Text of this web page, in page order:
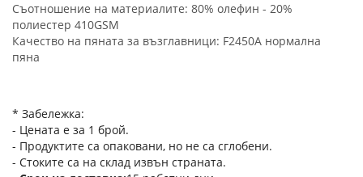
Съотношение на материалите: 80% олефин - 20%
полиестер 410GSM
Качество на пяната за възглавници: F2450A нормална
пяна
* Забележка:
- Цената е за 1 брой.
- Продуктите са опаковани, но не са сглобени.
- Стоките са на склад извън страната.